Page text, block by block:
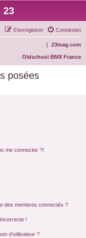
23
Connexion
S’enregistrer
23mag.com
|
Oldschool BMX France
posées
me connecter ?!
des membres connectés ?
!
d’utilisateur ?